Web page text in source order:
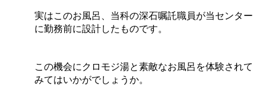
実はこのお風呂、当科の深石嘱託職員が当センター
に勤務前に設計したものです。
この機会にクロモジ湯と素敵なお風呂を体験されて
みてはいかがでしょうか。